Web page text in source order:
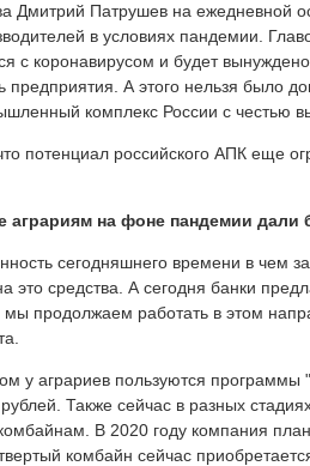
Дмитрий Патрушев на
в условиях пандемии.
с коронавирусом и будет
предприятия. А этого нельзя было
комплекс России с
потенциал российского АПК еще
аграриям на фоне пандемии дали
сегодняшнего времени в чем
это средства. А сегодня банки
продолжаем работать в этом
у аграриев пользуются программы
Также сейчас в разных
В 2020 году компания
комбайн сейчас